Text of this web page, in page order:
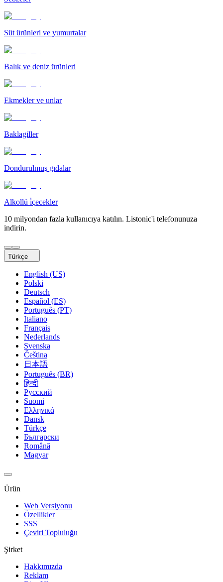
Süt ürünleri ve yumurtalar
Balık ve deniz ürünleri
Ekmekler ve unlar
Baklagiller
Dondurulmuş gıdalar
Alkollü i̇çecekler
10 milyondan fazla kullanıcıya katılın. Listonic'i telefonunuza
indirin.
Türkçe
English (US)
Polski
Deutsch
Español (ES)
Português (PT)
Italiano
Français
Nederlands
Svenska
Čeština
日本語
Português (BR)
हिन्दी
Русский
Suomi
Ελληνικά
Dansk
Türkçe
Български
Română
Magyar
Ürün
Web Versiyonu
Özellikler
SSS
Çeviri Topluluğu
Şirket
Hakkımızda
Reklam